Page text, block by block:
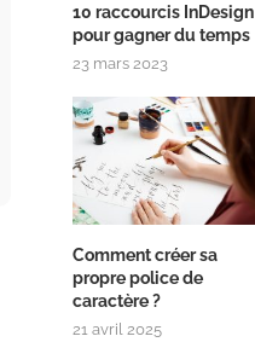
10 raccourcis InDesign
pour gagner du temps
23 mars 2023
Comment créer sa
propre police de
caractère ?
21 avril 2025